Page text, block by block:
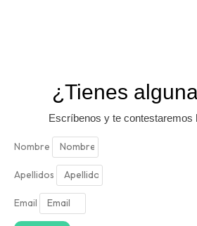
¿Tienes
Escríbenos y te contestaremos
Nombre
Apellidos
Email